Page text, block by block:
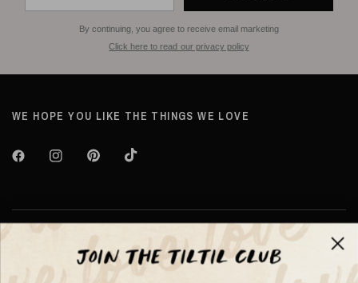
By continuing, you agree to receive email marketing
Click here to read our privacy policy
WE HOPE YOU LIKE THE THINGS WE LOVE
Over TILTIL